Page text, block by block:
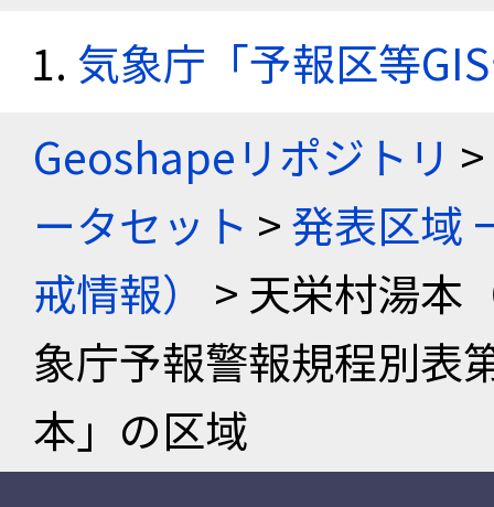
気象庁「予報区等
Geoshapeリポジトリ >
ータセット >発表区域
戒情報）
> 天栄村湯本
象庁予報警報規程別表
本」の区域